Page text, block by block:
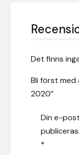
Det finns
Bli först med
2020”
Din e-
publiceras.
*
Furminator
Globus Sport